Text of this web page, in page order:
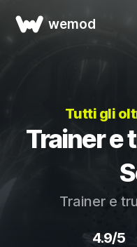
wemod
Tutti gli
Trainer e
Trainer e
4.9/5